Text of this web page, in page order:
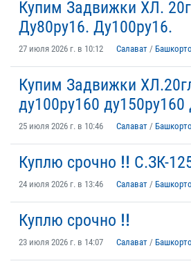
Купим Задвижки ХЛ.
Ду80ру16. Ду100ру16.
27 июля 2026 г. в 10:12 Салават /
Купим Задвижки
ду100ру160
25 июля 2026 г. в 10:46 Салават /
Куплю срочно ‼️ С.ЗК-
24 июля 2026 г. в 13:46 Салават /
Куплю срочно ‼️
23 июля 2026 г. в 14:07 Салават /